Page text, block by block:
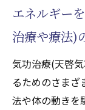
エネルギー
治療や療法)
気功治療(天啓
るためのさまざ
法や体の動きを